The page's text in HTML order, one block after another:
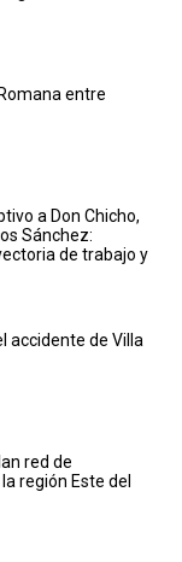
entre
a Don Chicho,
Sánchez:
de trabajo y
accidente de Villa
red de
región Este del